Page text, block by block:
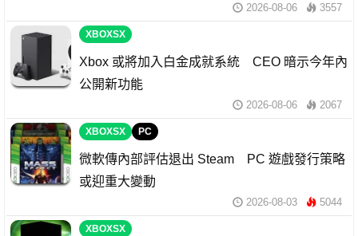
2026-08-06 3557
XBOXSX
Xbox 或將加入白金成就系統 CEO 暗示今年內
公開新功能
2026-08-06 2067
XBOXSX PC
微軟傳內部評估退出 Steam PC 遊戲發行策略
或迎重大變動
2026-08-03 5044
XBOXSX